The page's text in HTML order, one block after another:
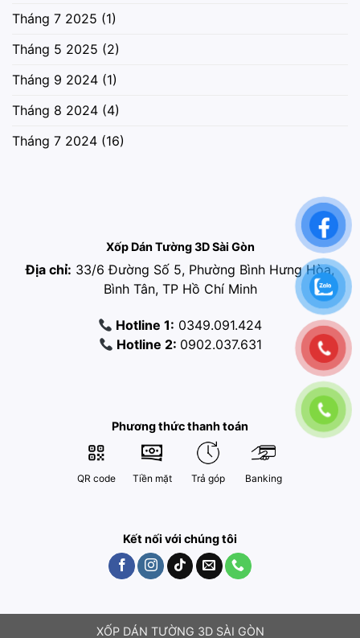
Tháng 7 2025 (1)
Tháng 5 2025 (2)
Tháng 9 2024 (1)
Tháng 8 2024 (4)
Tháng 7 2024 (16)
Xốp Dán Tường 3D Sài Gòn
Địa chỉ: 33/6 Đường Số 5, Phường Bình Hưng Hòa,
Bình Tân, TP Hồ Chí Minh
Hotline 1: 0349.091.424
Hotline 2: 0902.037.631
Phương thức thanh toán
QR code Tiền mặt Trả góp Banking
Kết nối với chúng tôi
XỐP DÁN TƯỜNG 3D SÀI GÒN